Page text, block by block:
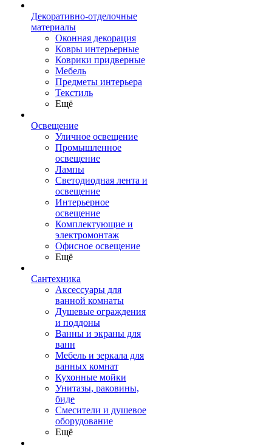
Декоративно-отделочные
материалы
Оконная декорация
Ковры интерьерные
Коврики придверные
Мебель
Предметы интерьера
Текстиль
Ещё
Освещение
Уличное освещение
Промышленное
освещение
Лампы
Светодиодная лента и
освещение
Интерьерное
освещение
Комплектующие и
электромонтаж
Офисное освещение
Ещё
Сантехника
Аксессуары для
ванной комнаты
Душевые ограждения
и поддоны
Ванны и экраны для
ванн
Мебель и зеркала для
ванных комнат
Кухонные мойки
Унитазы, раковины,
биде
Смесители и душевое
оборудование
Ещё